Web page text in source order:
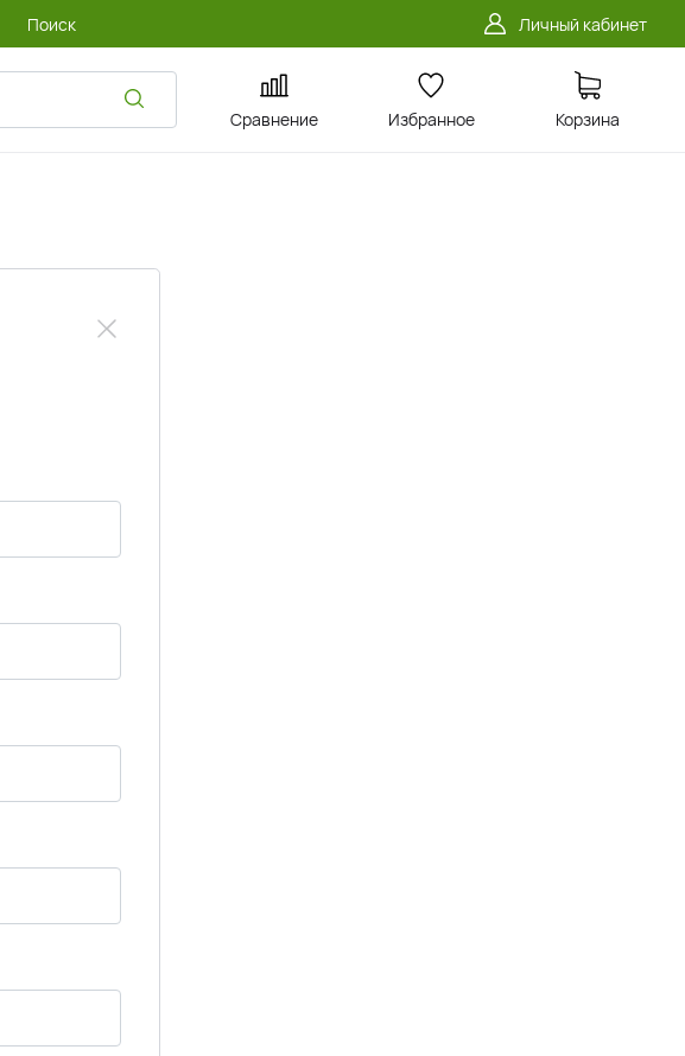
Поиск Личный кабинет
Сравнение Избранное Корзина